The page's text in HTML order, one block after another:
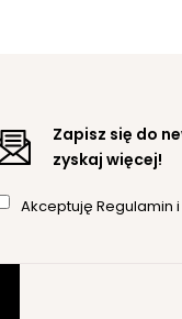
Zapisz się do
zyskaj więcej!
AkceptujęRegulamin